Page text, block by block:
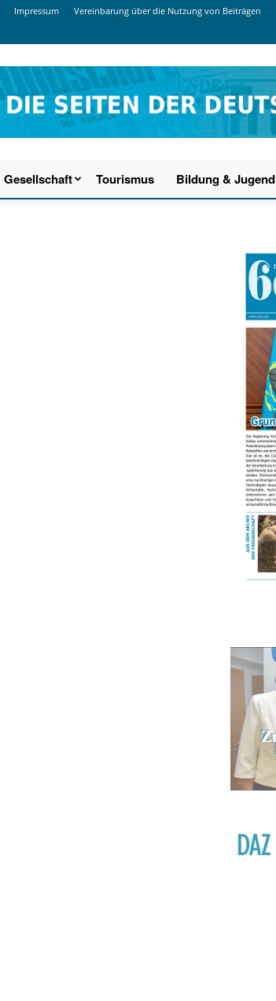
Impressum Vereinbarung über die Nutzung von Beiträgen
Gesellschaft Tourismus Bildung & Jugend